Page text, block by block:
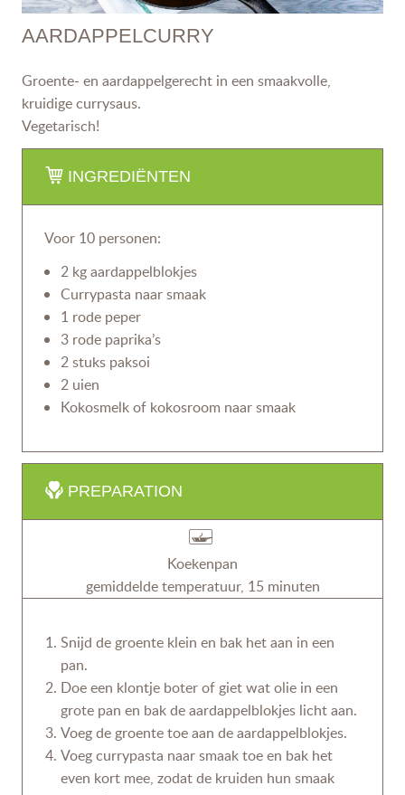
AARDAPPELCURRY
Groente- en aardappelgerecht in een smaakvolle,
kruidige currysaus.
Vegetarisch!
INGREDIËNTEN
Voor 10 personen:
2 kg aardappelblokjes
Currypasta naar smaak
1 rode peper
3 rode paprika’s
2 stuks paksoi
2 uien
Kokosmelk of kokosroom naar smaak
PREPARATION
Koekenpan
gemiddelde temperatuur, 15 minuten
Snijd de groente klein en bak het aan in een
pan.
Doe een klontje boter of giet wat olie in een
grote pan en bak de aardappelblokjes licht aan.
Voeg de groente toe aan de aardappelblokjes.
Voeg currypasta naar smaak toe en bak het
even kort mee, zodat de kruiden hun smaak